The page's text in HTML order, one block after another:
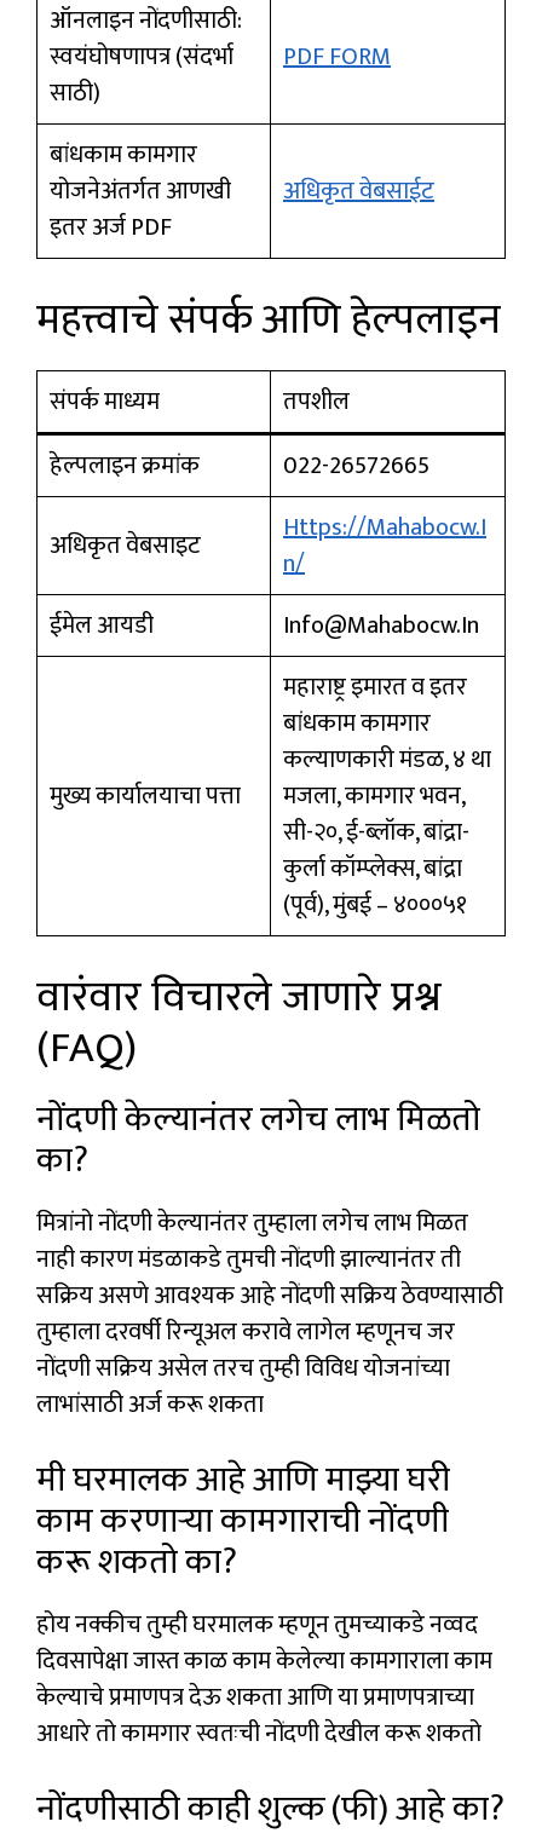
ऑनलाइन नोंदणीसाठी:
स्वयंघोषणापत्र (संदर्भा
साठी)
PDF FORM
बांधकाम कामगार
योजनेअंतर्गत आणखी
इतर अर्ज PDF
अधिकृत वेबसाईट
महत्त्वाचे संपर्क आणि हेल्पलाइन
संपर्क माध्यम
तपशील
हेल्पलाइन क्रमांक
022-26572665
अधिकृत वेबसाइट
Https://mahabocw.i
N/
ईमेल आयडी
Info@mahabocw.in
मुख्य कार्यालयाचा पत्ता
महाराष्ट्र इमारत व इतर
बांधकाम कामगार
कल्याणकारी मंडळ, ४ था
मजला, कामगार भवन,
सी-२०, ई-ब्लॉक, बांद्रा-
कुर्ला कॉम्प्लेक्स, बांद्रा
(पूर्व), मुंबई – ४०००५१
वारंवार विचारले जाणारे प्रश्न
(FAQ)
नोंदणी केल्यानंतर लगेच लाभ मिळतो
का?
मित्रांनो नोंदणी केल्यानंतर तुम्हाला लगेच लाभ मिळत
नाही कारण मंडळाकडे तुमची नोंदणी झाल्यानंतर ती
सक्रिय असणे आवश्यक आहे नोंदणी सक्रिय ठेवण्यासाठी
तुम्हाला दरवर्षी रिन्यूअल करावे लागेल म्हणूनच जर
नोंदणी सक्रिय असेल तरच तुम्ही विविध योजनांच्या
लाभांसाठी अर्ज करू शकता
मी घरमालक आहे आणि माझ्या घरी
काम करणाऱ्या कामगाराची नोंदणी
करू शकतो का?
होय नक्कीच तुम्ही घरमालक म्हणून तुमच्याकडे नव्वद
दिवसापेक्षा जास्त काळ काम केलेल्या कामगाराला काम
केल्याचे प्रमाणपत्र देऊ शकता आणि या प्रमाणपत्राच्या
आधारे तो कामगार स्वतःची नोंदणी देखील करू शकतो
नोंदणीसाठी काही शुल्क (फी) आहे का?